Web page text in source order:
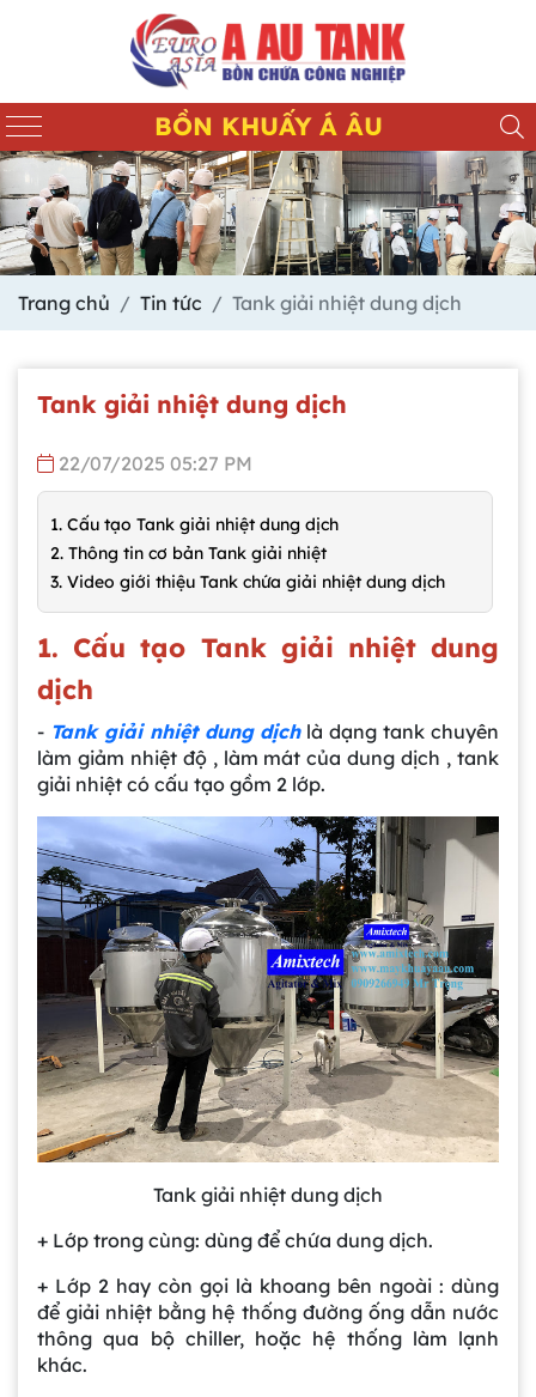
BỒN KHUẤY Á ÂU
Trang chủ Tin tức Tank giải nhiệt dung dịch
Tank giải nhiệt dung dịch
22/07/2025 05:27 PM
1. Cấu tạo Tank giải nhiệt dung dịch
2. Thông tin cơ bản Tank giải nhiệt
3. Video giới thiệu Tank chứa giải nhiệt dung dịch
1. Cấu tạo Tank giải nhiệt dung
dịch
- Tank giải nhiệt dung dịch là dạng tank chuyên
làm giảm nhiệt độ , làm mát của dung dịch , tank
giải nhiệt có cấu tạo gồm 2 lớp.
Tank giải nhiệt dung dịch
+ Lớp trong cùng: dùng để chứa dung dịch.
+ Lớp 2 hay còn gọi là khoang bên ngoài : dùng
để giải nhiệt bằng hệ thống đường ống dẫn nước
thông qua bộ chiller, hoặc hệ thống làm lạnh
khác.